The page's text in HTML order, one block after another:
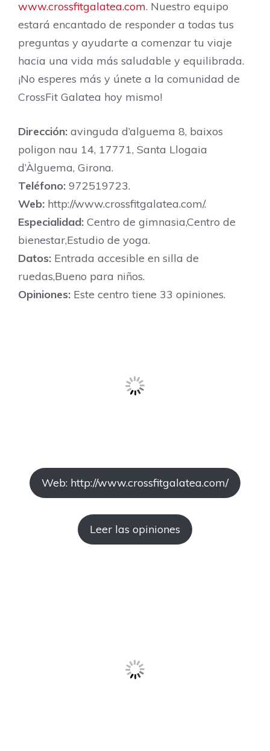
www.crossfitgalatea.com. Nuestro equipo
estará encantado de responder a todas tus
preguntas y ayudarte a comenzar tu viaje
hacia una vida más saludable y equilibrada.
¡No esperes más y únete a la comunidad de
CrossFit Galatea hoy mismo!
Dirección: avinguda d’alguema 8, baixos
poligon nau 14, 17771, Santa Llogaia
d’Àlguema, Girona.
Teléfono: 972519723.
Web: http://www.crossfitgalatea.com/.
Especialidad: Centro de gimnasia,Centro de
bienestar,Estudio de yoga.
Datos: Entrada accesible en silla de
ruedas,Bueno para niños.
Opiniones: Este centro tiene 33 opiniones.
Web: http://www.crossfitgalatea.com/
Leer las opiniones